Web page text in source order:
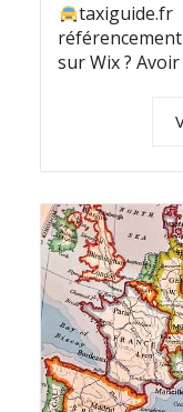
taxiguide.fr
sur Wix ?